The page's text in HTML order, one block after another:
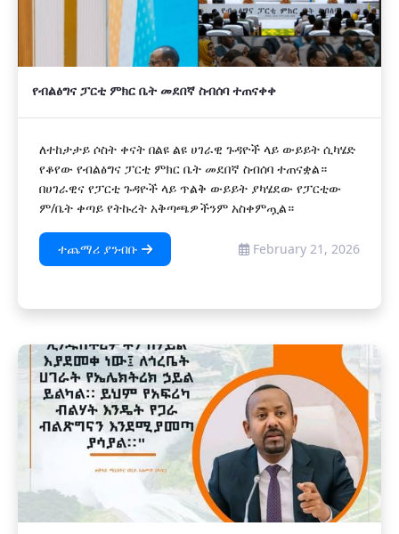
የብልፅግና ፓርቲ ምክር ቤት መደበኛ ስብሰባ ተጠናቀቀ
ለተከታታይ ሶስት ቀናት በልዩ ልዩ ሀገራዊ ጉዳዮች ላይ ውይይት ሲካሄድ
የቆየው የብልፅግና ፓርቲ ምክር ቤት መደበኛ ስብሰባ ተጠናቋል።
በሀገራዊና የፓርቲ ጉዳዮች ላይ ጥልቅ ውይይት ያካሄደው የፓርቲው
ም/ቤት ቀጣይ የትኩረት አቅጣጫዎችንም አስቀምጧል።
ተጨማሪ ያንብቡ February 21, 2026